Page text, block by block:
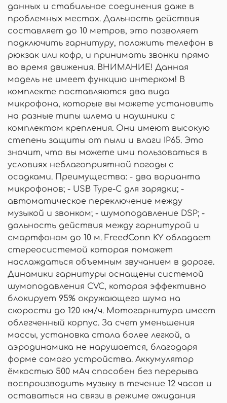
данных и стабильное соединения даже в
проблемных местах. Дальность действия
составляет до 10 метров, это позволяет
подключить гарнитуру, положить телефон в
рюкзак или кофр, и принимать звонки прямо
во время движения. ВНИМАНИЕ! Данная
модель не имеет функцию интерком! В
комплекте поставляются два вида
микрофона, которые вы можете установить
на разные типы шлема и наушники с
комплектом крепления. Они имеют высокую
степень защиты от пыли и влаги IP65. Это
значит, что вы можете ими пользоваться в
условиях неблагоприятной погоды с
осадками. Преимущества: - два варианта
микрофонов; - USB Type-C для зарядки; -
автоматическое переключение между
музыкой и звонком; - шумоподавление DSP; -
дальность действия между гарнитурой и
смартфоном до 10 м. FreedConn KY обладает
стереосистемой которая поможет
наслаждаться объемным звучанием в дороге.
Динамики гарнитуры оснащены системой
шумоподавления CVC, которая эффективно
блокирует 95% окружающего шума на
скорости до 120 км/ч. Мотогарнитура имеет
облегченный корпус. За счет уменьшения
массы, установка стала более легкой, а
аэродинамика не нарушается, благодаря
форме самого устройства. Аккумулятор
ёмкостью 500 мАч способен без перерыва
воспроизводить музыку в течение 12 часов и
оставаться на связи в режиме ожидания